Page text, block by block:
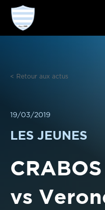
Aller
contenu
< Retour aux actus
19/03/2019
LES JEUNES
vs